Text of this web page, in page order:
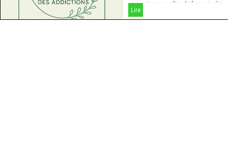
vous voir pour arrêter de fumer, je n'ai
refumé, et ceci sans souffrance aucune.
Lire